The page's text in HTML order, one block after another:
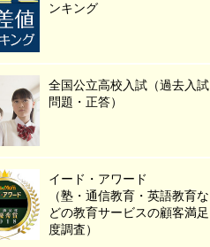
ンキング
全国公立高校入試（過去入試
問題・正答）
イード・アワード
（塾・通信教育・英語教育な
どの教育サービスの顧客満足
度調査）